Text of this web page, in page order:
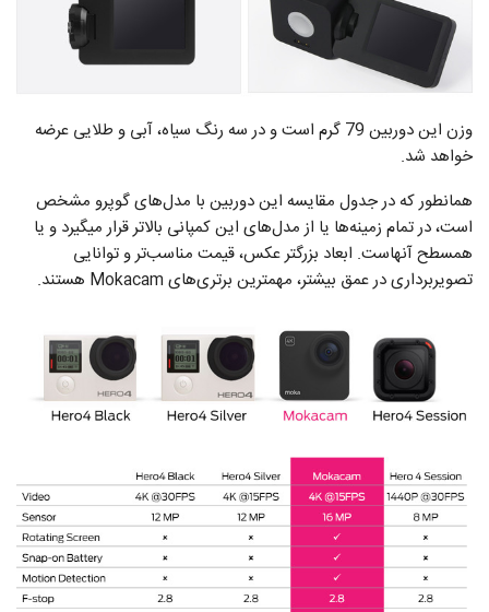
وزن این دوربین 79 گرم است و در سه رنگ سیاه، آبی و طلایی عرضه
خواهد شد.
همانطور که در جدول مقایسه این دوربین با مدل‌های گوپرو مشخص
است، در تمام زمینه‌ها یا از مدل‌های این کمپانی بالاتر قرار میگیرد و یا
همسطح آنهاست. ابعاد بزرگتر عکس، قیمت مناسب‌تر و توانایی
تصویربرداری در عمق بیشتر، مهمترین برتری‌های Mokacam هستند.